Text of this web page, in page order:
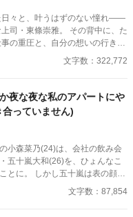
日々と、叶うはずのない憧れ――
の重圧と、自分の想いの行き場
こから、彼
、 無言の圧力と、不器用な優し
人の距離は、静かに、でも確か
出来事などはすべて架空であ
ません。
文字数：322,772
夜な夜な私のアパートにや
っていません)
小森菜乃(24)は、会社の飲み会
五十嵐大和(26)を、ひょんなこ
とに。 しかし五十嵐は表の顔と
た。 「お前は俺の恋
安全地帯」 ――酷い言葉に、菜
文字数：87,854